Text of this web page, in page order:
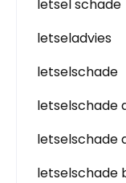
letsel schade
letseladvies
letselschade
letselschade
letselschade
letselschade